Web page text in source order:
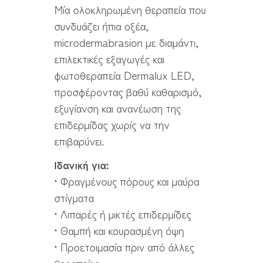
Μία ολοκληρωμένη θεραπεία που
συνδυάζει ήπια οξέα,
microdermabrasion με διαμάντι,
επιλεκτικές εξαγωγές και
φωτοθεραπεία Dermalux LED,
προσφέροντας βαθύ καθαρισμό,
εξυγίανση και ανανέωση της
επιδερμίδας χωρίς να την
επιβαρύνει.
Ιδανική για:
• Φραγμένους πόρους και μαύρα
στίγματα
• Λιπαρές ή μικτές επιδερμίδες
• Θαμπή και κουρασμένη όψη
• Προετοιμασία πριν από άλλες